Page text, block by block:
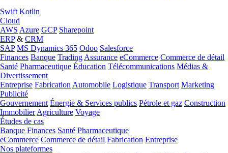
Swift Kotlin
Cloud
AWS Azure GCP Sharepoint
ERP& CRM
SAP MS Dynamics 365 Odoo Salesforce
Finances Banque Trading Assurance eCommerce Commerce de détail
Santé Pharmaceutique Éducation Télécommunications Médias &
Divertissement
Entreprise Fabrication Automobile Logistique Transport Marketing
Publicité
Gouvernement Énergie & Services publics Pétrole et gaz Construction
Immobilier Agriculture Voyage
Études de cas
Banque Finances Santé Pharmaceutique
eCommerce Commerce de détail Fabrication Entreprise
Nos plateformes